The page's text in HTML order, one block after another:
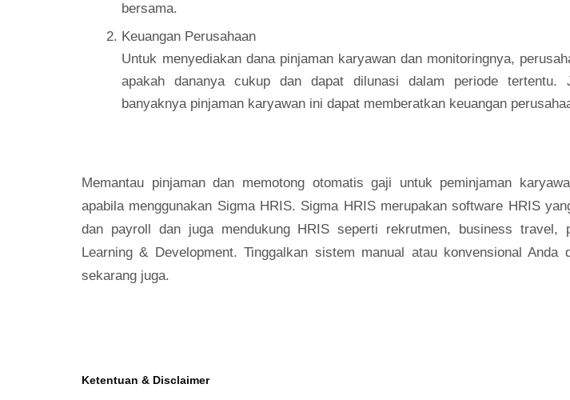
bersama.
Keuangan Perusahaan
Untuk menyediakan dana pinjaman karyawan dan monitoringnya,
apakah dananya cukup dan dapat dilunasi dalam periode tertentu.
banyaknya pinjaman karyawan ini dapat memberatkan keuangan
Memantau pinjaman dan memotong otomatis gaji untuk peminjaman
apabila menggunakan Sigma HRIS. Sigma HRIS merupakansoftware HRIS
dan payroll dan juga mendukung HRIS seperti rekrutmen, business travel,
Learning & Development. Tinggalkan sistem manual atau konvensional
sekarang juga.
Ketentuan & Disclaimer